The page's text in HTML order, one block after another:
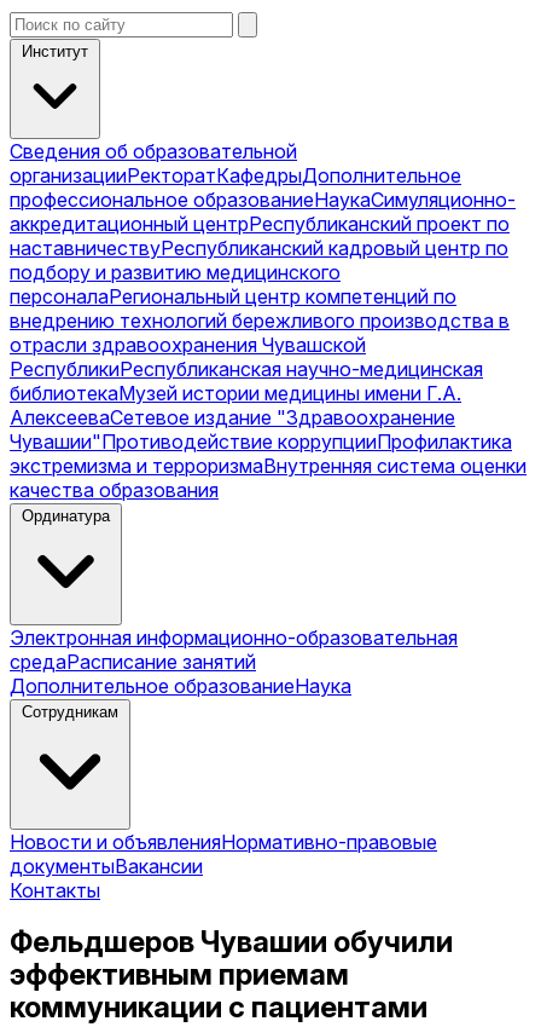
Институт
Сведения об образовательной
организацииРекторатКафедрыДополнительное
профессиональное образованиеНаукаСимуляционно-
аккредитационный центрРеспубликанский проект по
наставничествуРеспубликанский кадровый центр по
подбору и развитию медицинского
персоналаРегиональный центр компетенций по
внедрению технологий бережливого производства в
отрасли здравоохранения Чувашской
РеспубликиРеспубликанская научно-медицинская
библиотекаМузей истории медицины имени Г.А.
АлексееваСетевое издание "Здравоохранение
Чувашии"Противодействие коррупцииПрофилактика
экстремизма и терроризмаВнутренняя система оценки
качества образования
Ординатура
Электронная информационно-образовательная
средаРасписание занятий
Дополнительное образованиеНаука
Сотрудникам
Новости и объявленияНормативно-правовые
документыВакансии
Контакты
Фельдшеров Чувашии обучили
эффективным приемам
коммуникации с пациентами